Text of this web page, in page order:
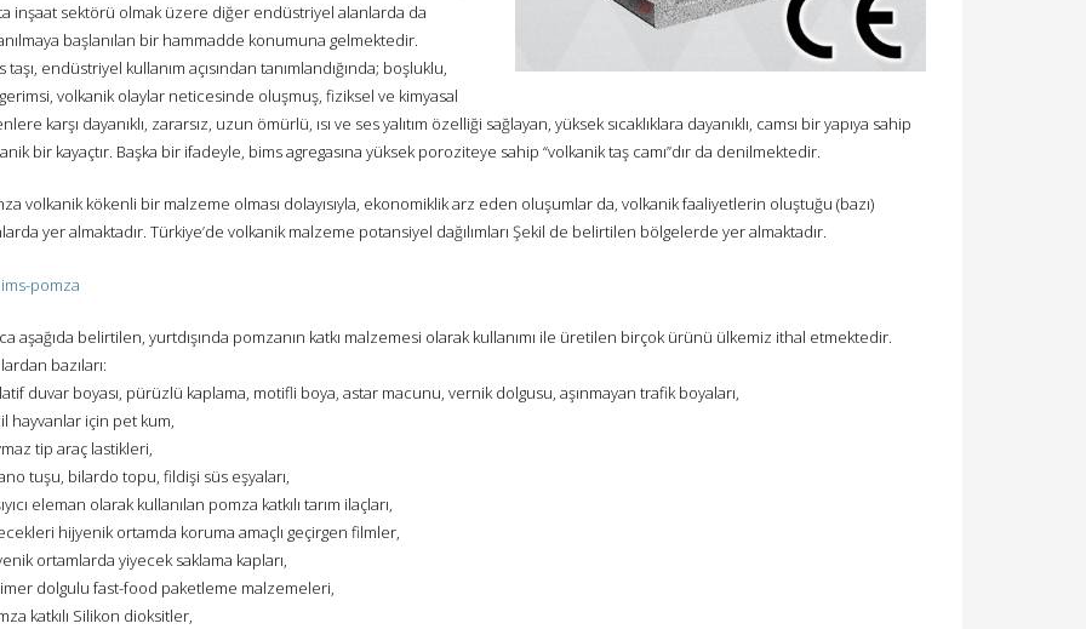
inşaat sektörü olmak üzere diğer endüstriyel alanlarda da
başlanılan bir hammadde konumuna gelmektedir.
taşı, endüstriyel kullanım açısından tanımlandığında; boşluklu,
volkanik olaylar neticesinde oluşmuş, fiziksel ve kimyasal
karşı dayanıklı, zararsız, uzun ömürlü, ısı ve ses yalıtım özelliği sağlayan, yüksek sıcaklıklara dayanıklı, camsı bir yapıya sahip
bir kayaçtır. Başka bir ifadeyle, bims agregasına yüksek poroziteye sahip “volkanik taş camı”dır da denilmektedir.
volkanik kökenli bir malzeme olması dolayısıyla, ekonomiklik arz eden oluşumlar da, volkanik faaliyetlerin oluştuğu (bazı)
yer almaktadır. Türkiye’de volkanik malzeme potansiyel dağılımları Şekil de belirtilen bölgelerde yer almaktadır.
aşağıda belirtilen, yurtdışında pomzanın katkı malzemesi olarak kullanımı ile üretilen birçok ürünü ülkemiz ithal etmektedir.
bazıları:
duvar boyası, pürüzlü kaplama, motifli boya, astar macunu, vernik dolgusu, aşınmayan trafik boyaları,
hayvanlar için pet kum,
tip araç lastikleri,
tuşu, bilardo topu, fildişi süs eşyaları,
eleman olarak kullanılan pomza katkılı tarım ilaçları,
hijyenik ortamda koruma amaçlı geçirgen filmler,
ortamlarda yiyecek saklama kapları,
dolgulu fast-food paketleme malzemeleri,
katkılı Silikon dioksitler,